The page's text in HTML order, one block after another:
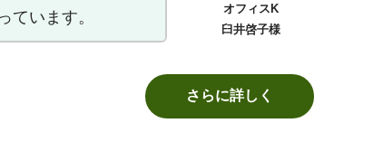
オフィスK
臼井啓子様
ています。
さらに詳しく